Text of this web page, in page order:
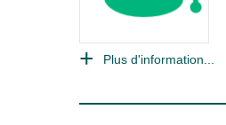
Plus d'information...